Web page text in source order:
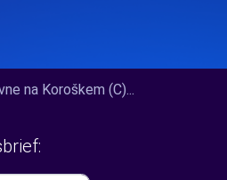
na Koroškem (C)...